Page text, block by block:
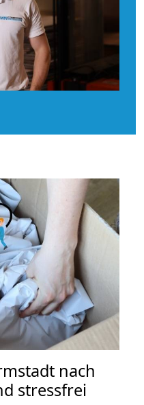
nach
stressfrei